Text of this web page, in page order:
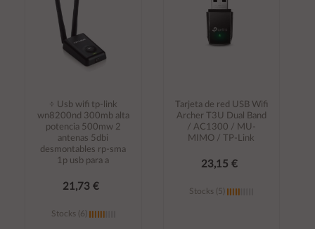
÷ Usb wifi tp-link
wn8200nd 300mb alta
potencia 500mw 2
antenas 5dbi
desmontables rp-sma
1p usb para a
21,73 €
Stocks (6)
Tarjeta de red USB Wifi
Archer T3U Dual Band
/ AC1300 / MU-
MIMO / TP-Link
23,15 €
Stocks (5)